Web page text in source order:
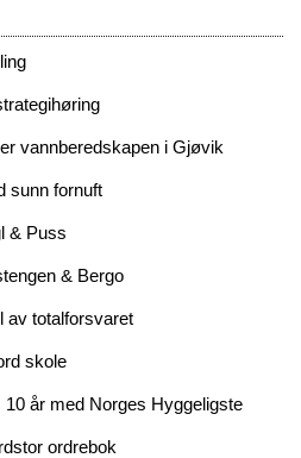
vannberedskapen i Gjøvik
sunn fornuft
& Puss
& Bergo
av totalforsvaret
skole
år med Norges Hyggeligste
ordrebok